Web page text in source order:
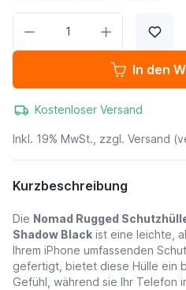
In den
Kostenloser Versand
Inkl. 19% MwSt., zzgl. Versand
Kurzbeschreibung
Die Nomad Rugged
Shadow Black ist eine leichte,
Ihrem iPhone umfassenden
gefertigt, bietet diese Hülle ein
Gefühl, während sie Ihr Telefon